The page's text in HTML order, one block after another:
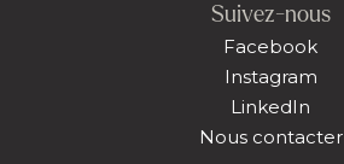
Suivez-nous
Facebook
Instagram
LinkedIn
Nous contacter